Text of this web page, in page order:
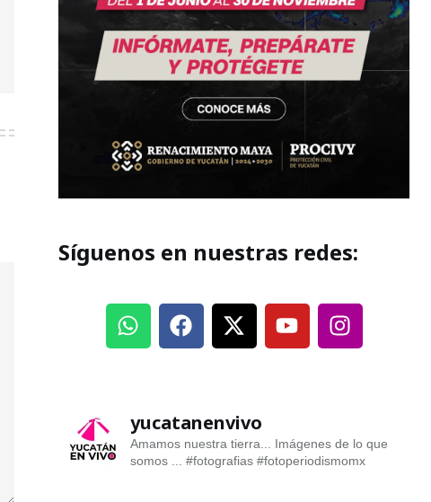
Síguenos en nuestras redes:
yucatanenvivo
Amamos nuestra tierra... Imágenes de lo que
somos ... #fotografias #fotoperiodismomx